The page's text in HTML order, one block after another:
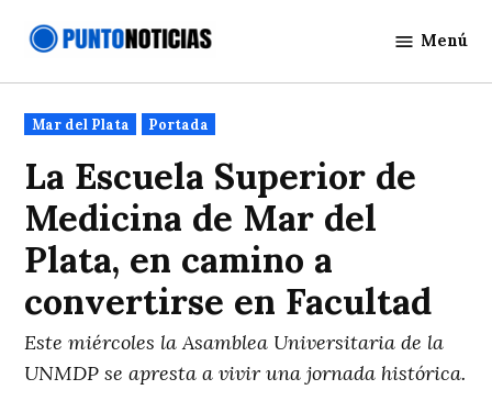
Noticias
Menú
Publicado
en
Mar del Plata Portada
La Escuela Superior de
Medicina de Mar del
Plata, en camino a
convertirse en Facultad
Este miércoles la Asamblea Universitaria de la
UNMDP se apresta a vivir una jornada histórica.